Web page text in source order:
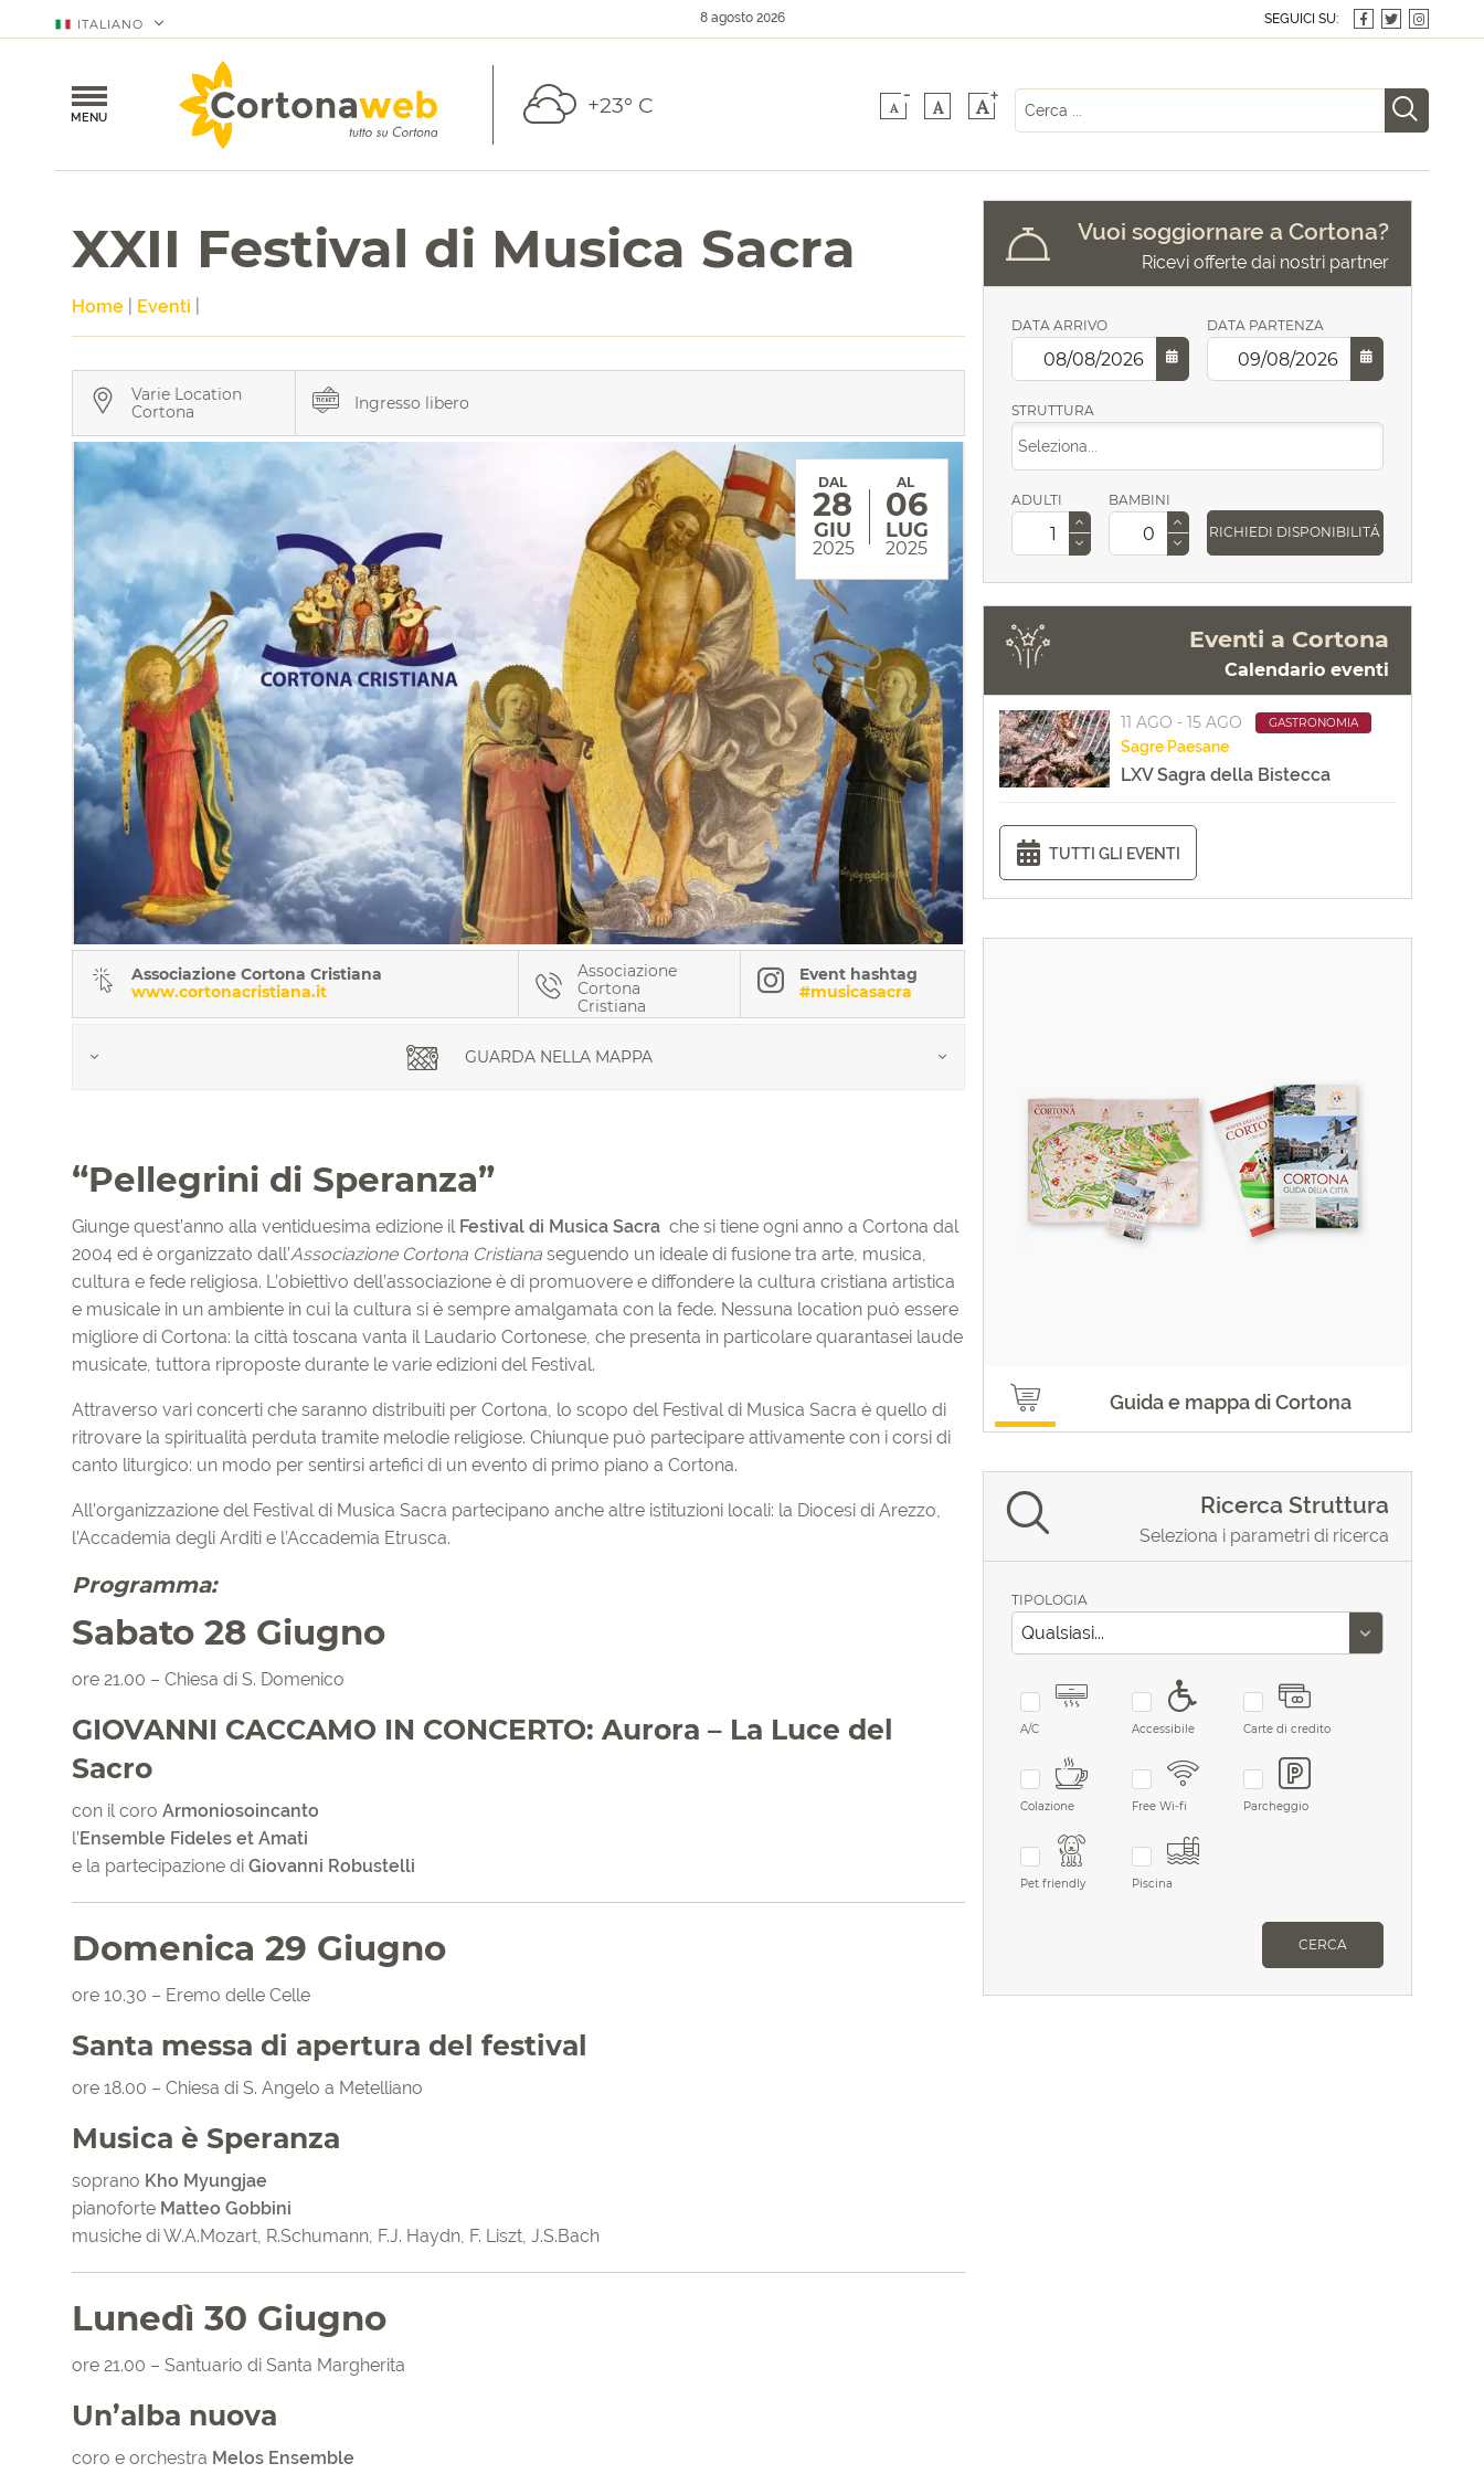
ITALIANO 8 agosto 2026 SEGUICI SU:
MENU +23° C A
-
A A+
XXII Festival di Musica Sacra
Home Eventi
Varie Location
Cortona
Ingresso libero
DAL
28
GIU
2025
AL
06
LUG
2025
Associazione Cortona Cristiana
www.cortonacristiana.it
Associazione
Cortona
Cristiana
Event hashtag
#musicasacra
GUARDA NELLA MAPPA
“Pellegrini di Speranza”
Giunge quest’anno alla ventiduesima edizione il Festival di Musica Sacra che si tiene ogni anno a Cortona dal
2004 ed è organizzato dall’Associazione Cortona Cristiana seguendo un ideale di fusione tra arte, musica,
cultura e fede religiosa. L’obiettivo dell’associazione è di promuovere e diffondere la cultura cristiana artistica
e musicale in un ambiente in cui la cultura si è sempre amalgamata con la fede. Nessuna location può essere
migliore di Cortona: la città toscana vanta il Laudario Cortonese, che presenta in particolare quarantasei laude
musicate, tuttora riproposte durante le varie edizioni del Festival.
Attraverso vari concerti che saranno distribuiti per Cortona, lo scopo del Festival di Musica Sacra è quello di
ritrovare la spiritualità perduta tramite melodie religiose. Chiunque può partecipare attivamente con i corsi di
canto liturgico: un modo per sentirsi artefici di un evento di primo piano a Cortona.
All’organizzazione del Festival di Musica Sacra partecipano anche altre istituzioni locali: la Diocesi di Arezzo,
l’Accademia degli Arditi e l’Accademia Etrusca.
Programma:
Sabato 28 Giugno
ore 21.00 – Chiesa di S. Domenico
GIOVANNI CACCAMO IN CONCERTO: Aurora – La Luce del
Sacro
con il coro Armoniosoincanto
l’ Ensemble Fideles et Amati
e la partecipazione di Giovanni Robustelli
Domenica 29 Giugno
ore 10.30 – Eremo delle Celle
Santa messa di apertura del festival
ore 18.00 – Chiesa di S. Angelo a Metelliano
Musica è Speranza
soprano Kho Myungjae
pianoforte Matteo Gobbini
musiche di W.A.Mozart, R.Schumann, F.J. Haydn, F. Liszt, J.S.Bach
Lunedì 30 Giugno
ore 21.00 – Santuario di Santa Margherita
Un’alba nuova
coro e orchestra Melos Ensemble
Vuoi soggiornare a Cortona?
Ricevi offerte dai nostri partner
DATA ARRIVO DATA PARTENZA
STRUTTURA
ADULTI
BAMBINI
RICHIEDI DISPONIBILITÁ
Eventi a Cortona
Calendario eventi
11 AGO - 15 AGO GASTRONOMIA
Sagre Paesane
LXV Sagra della Bistecca
TUTTI GLI EVENTI
Guida e mappa di Cortona
Ricerca Struttura
Seleziona i parametri di ricerca
TIPOLOGIA
A/C Accessibile Carte di credito
Colazione Free Wi-fi Parcheggio
Pet friendly Piscina
CERCA